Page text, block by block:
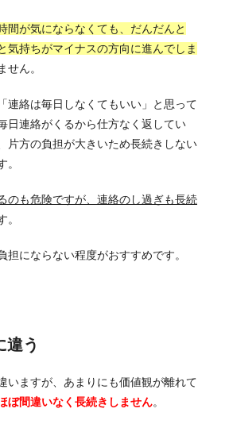
間が気にならなくても、だんだんと
気持ちがマイナスの方向に進んでしま
せん。
連絡は毎日しなくてもいい」と思って
日連絡がくるから仕方なく返してい
片方の負担が大きいため長続きしない
。
のも危険ですが、連絡のし過ぎも長続
。
担にならない程度がおすすめです。
違う
いますが、あまりにも価値観が離れて
ぼ間違いなく長続きしません。